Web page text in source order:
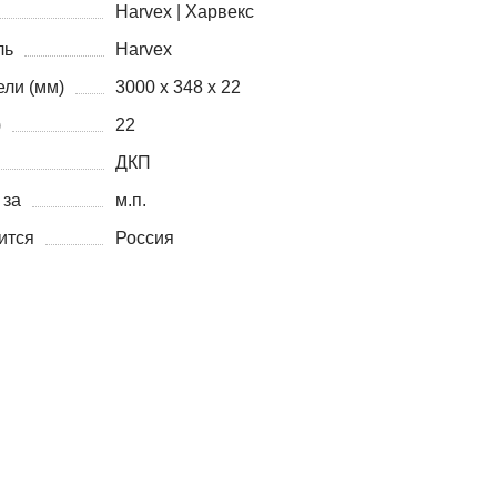
Harvex | Харвекс
Harvex
(мм)
3000 х 348 х 22
22
ДКП
м.п.
Россия